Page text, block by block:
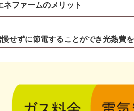
ネファームのメリット
せずに節電することができ光熱費を